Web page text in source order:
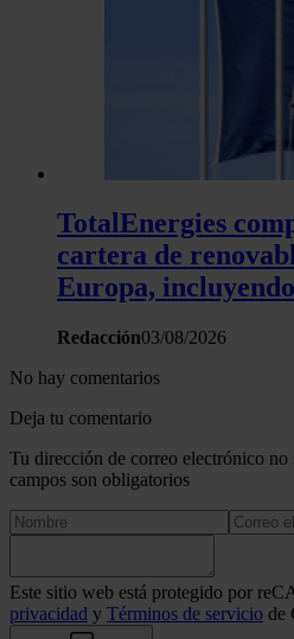
TotalEnergies
cartera de
Europa,
Redacción03/08/2026
No hay comentarios
Deja tu comentario
Tu dirección de correo electrónico no
campos son obligatorios
Este sitio web está protegido por
privacidad y Términos de servicio de